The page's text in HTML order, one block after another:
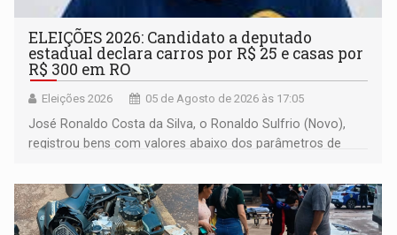
ELEIÇÕES 2026: Candidato a deputado
estadual declara carros por R$ 25 e casas por
R$ 300 em RO
Eleições 2026 05 de Agosto de 2026 às 17:05
José Ronaldo Costa da Silva, o Ronaldo Sulfrio (Novo),
registrou bens com valores abaixo dos parâmetros de
milhões